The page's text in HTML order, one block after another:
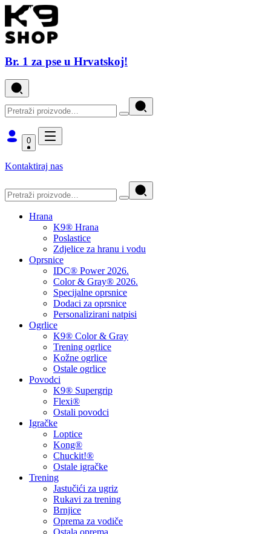
Br. 1 za pse u Hrvatskoj!
0
Kontaktiraj nas
Hrana
K9® Hrana
Poslastice
Zdjelice za hranu i vodu
Oprsnice
IDC® Power 2026.
Color & Gray® 2026.
Specijalne oprsnice
Dodaci za oprsnice
Personalizirani natpisi
Ogrlice
K9® Color & Gray
Trening ogrlice
Kožne ogrlice
Ostale ogrlice
Povodci
K9® Supergrip
Flexi®
Ostali povodci
Igračke
Loptice
Kong®
Chuckit!®
Ostale igračke
Trening
Jastučići za ugriz
Rukavi za trening
Brnjice
Oprema za vodiče